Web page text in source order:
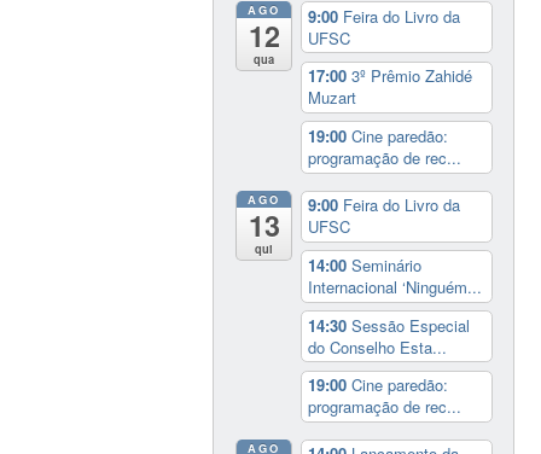
AGO
12
qua
9:00 Feira do Livro da
UFSC
17:003º Prêmio Zahidé
Muzart
19:00Cine paredão:
programação de rec...
AGO
13
qui
9:00 Feira do Livro da
UFSC
14:00Seminário
Internacional ‘Ninguém...
14:30Sessão Especial
do Conselho Esta...
19:00Cine paredão:
programação de rec...
AGO